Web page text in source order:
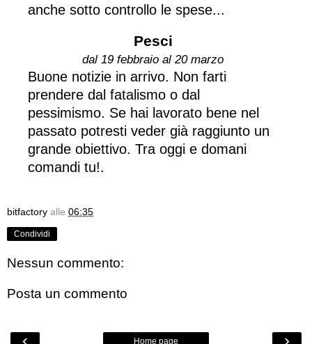
anche sotto controllo le spese...
Pesci
dal 19 febbraio al 20 marzo
Buone notizie in arrivo. Non farti
prendere dal fatalismo o dal
pessimismo. Se hai lavorato bene nel
passato potresti veder già raggiunto un
grande obiettivo. Tra oggi e domani
comandi tu!.
bitfactory alle 06:35
Condividi
Nessun commento:
Posta un commento
Home page